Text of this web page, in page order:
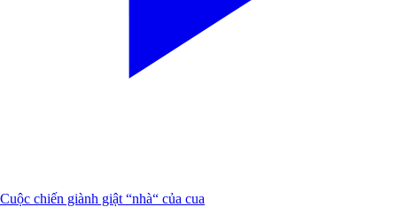
Cuộc chiến giành giật “nhà“ của cua